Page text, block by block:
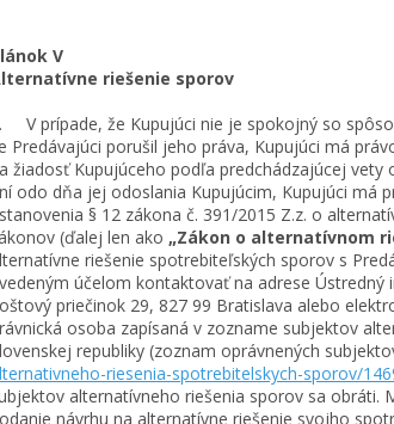
V
riešenie sporov
V prípade, že Kupujúci nie je spokojný so
Predávajúci porušil jeho práva, Kupujúci má
žiadosť Kupujúceho podľa predchádzajúcej
odo dňa jej odoslania Kupujúcim, Kupujúci má
§ 12 zákona č. 391/2015 Z.z. o
(ďalej len ako „Zákon o alternatívnom
riešenie spotrebiteľských sporov s
účelom kontaktovať na adrese Ústredný
priečinok 29, 827 99 Bratislava alebo
osoba zapísaná v zozname subjektov
republiky (zoznam oprávnených
riesenia-spotrebitelskych-sporov/
alternatívneho riešenia sporov sa
návrhu na alternatívne riešenie svojho